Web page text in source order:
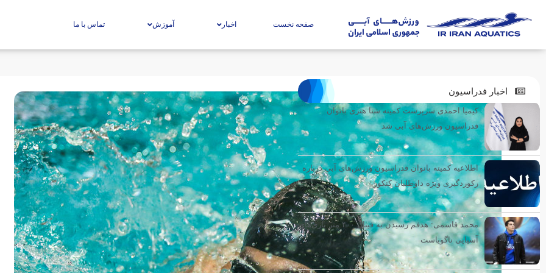
صفحه نخست اخبار آموزش تماس با ما
اخبار فدراسیون
کیمیا احمدی سرپرست کمیته شنا هنری بانوان
فدراسیون ورزش‌های آبی شد
اطلاعیه کمیته بانوان فدراسیون ورزش‌های آبی درباره
رکوردگیری ویژه داوطلبان کنکور
محمد قاسمی: هدفم رسیدن به فینال ۴۰۰ متر بازی‌های
آسیایی ناگویاست